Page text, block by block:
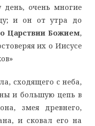
очень многие
и он от утра до
Царствии Божием,
их о Иисусе
сходящего с неба,
и большую цепь в
змея древнего,
и сковал его на